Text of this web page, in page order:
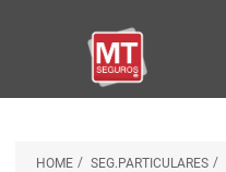
HOME / SEG.PARTICULARES /